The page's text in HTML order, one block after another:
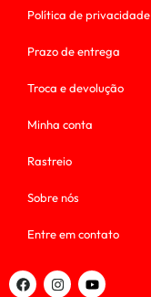
Política de privacidade
Prazo de entrega
Troca e devolução
Minha conta
Rastreio
Sobre nós
Entre em contato